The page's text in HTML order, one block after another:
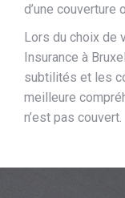
d’une couverture
Lors du choix de
Insurance à
subtilités et les
meilleure
n’est pas couvert.